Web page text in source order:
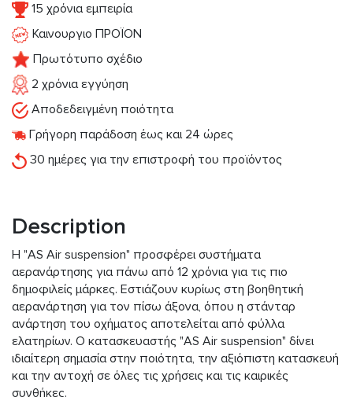
15 χρόνια εμπειρία
Καινουργιο ΠΡΟΪΟΝ
Πρωτότυπο σχέδιο
2 χρόνια εγγύηση
Αποδεδειγμένη ποιότητα
Γρήγορη παράδοση έως και 24 ώρες
30 ημέρες για την επιστροφή του προϊόντος
Description
Η "AS Air suspension" προσφέρει συστήματα
αερανάρτησης για πάνω από 12 χρόνια για τις πιο
δημοφιλείς μάρκες. Εστιάζουν κυρίως στη βοηθητική
αερανάρτηση για τον πίσω άξονα, όπου η στάνταρ
ανάρτηση του οχήματος αποτελείται από φύλλα
ελατηρίων. Ο κατασκευαστής "AS Air suspension" δίνει
ιδιαίτερη σημασία στην ποιότητα, την αξιόπιστη κατασκευή
και την αντοχή σε όλες τις χρήσεις και τις καιρικές
συνθήκες.